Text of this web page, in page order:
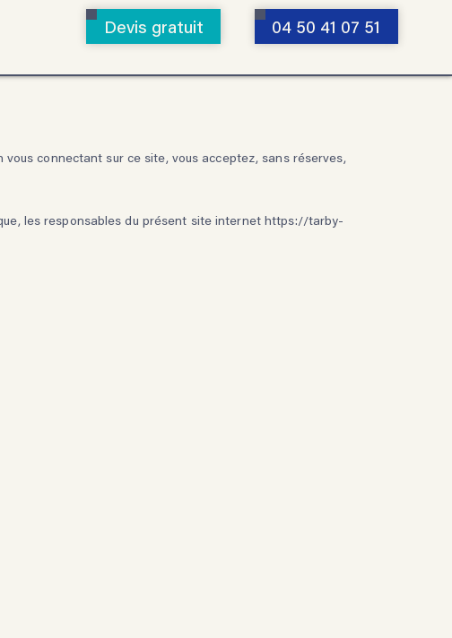
SERVICES Devis gratuit 04 50 41 07 51
connectant sur ce site, vous acceptez, sans réserves,
les responsables du présent site internet https://tarby-